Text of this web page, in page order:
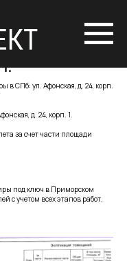
- ул.
в СПб: ул. Афонская, д. 24, корп.
д. 24, корп. 1.
за счет части площади
под ключ в Приморском
с учетом всех этапов работ.